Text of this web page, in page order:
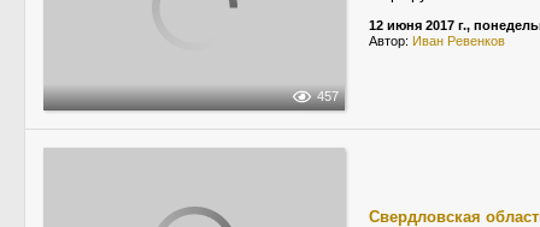
457
12 июня 2017 г.,
Автор: Иван Ревенков
Свердловская